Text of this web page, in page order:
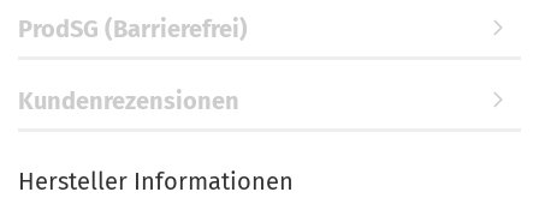
ProdSG (Barrierefrei)
Kundenrezensionen
Hersteller Informationen